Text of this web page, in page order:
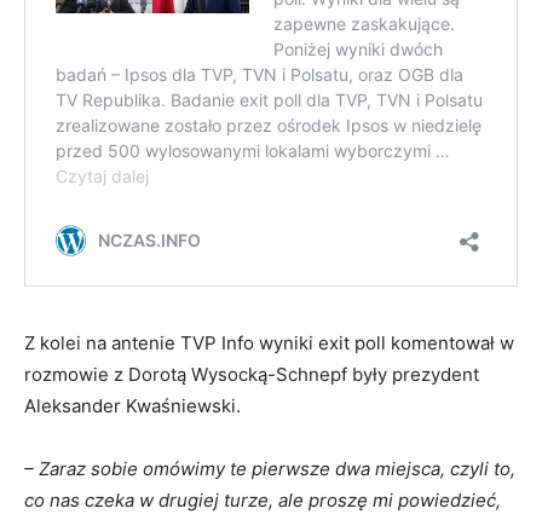
Z kolei na antenie TVP Info wyniki exit poll komentował w
rozmowie z Dorotą Wysocką-Schnepf były prezydent
Aleksander Kwaśniewski.
– Zaraz sobie omówimy te pierwsze dwa miejsca, czyli to,
co nas czeka w drugiej turze, ale proszę mi powiedzieć,